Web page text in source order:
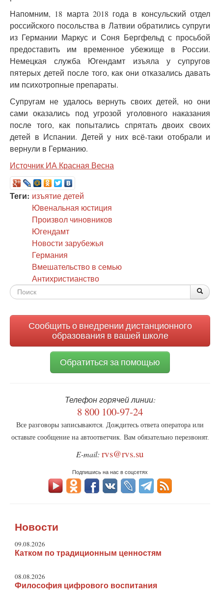
Напомним, 18 марта 2018 года в консульский отдел
российского посольства в Латвии обратились супруги
из Германии Маркус и Соня Бергфельд с просьбой
предоставить им временное убежище в России.
Немецкая служба Югендамт изъяла у супругов
пятерых детей после того, как они отказались давать
им психотропные препараты.
Супругам не удалось вернуть своих детей, но они
сами оказались под угрозой уголовного наказания
после того, как попытались спрятать двоих своих
детей в Испании. Детей у них всё-таки отобрали и
вернули в Германию.
Источник ИА Красная Весна
Теги: изъятие детей
Ювенальная юстиция
Произвол чиновников
Югендамт
Новости зарубежья
Германия
Вмешательство в семью
Антихристианство
Форма
Сообщить о внедрении дистанционного
образования в вашей школе
Обратиться за помощью
Телефон горячей линии:
8 800 100-97-24
Все разговоры записываются. Дождитесь ответа оператора или
оставьте сообщение на автоответчик. Вам обязательно перезвонят.
E-mail: rvs@rvs.su
Подпишись на нас в соцсетях
Новости
09.08.2026
Катком по традиционным ценностям
08.08.2026
Философия цифрового воспитания